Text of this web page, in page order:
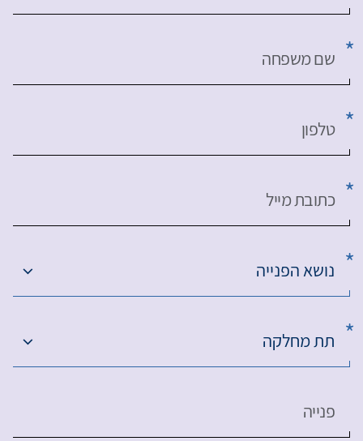
שם משפחה
טלפון
כתובת מייל
נושא הפנייה
תת מחלקה
פנייה